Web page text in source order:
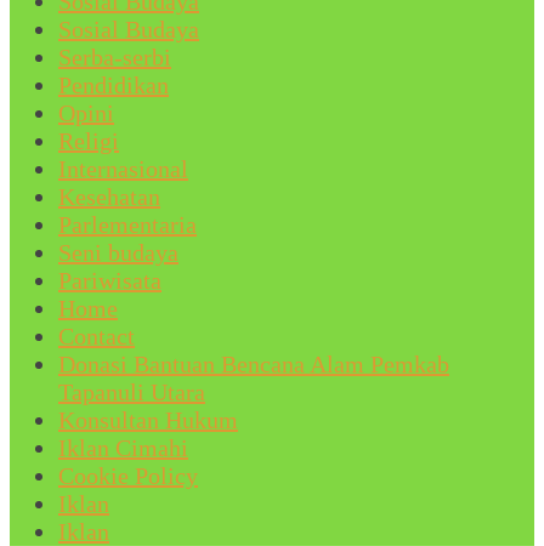
Sosial Budaya
Serba-serbi
Pendidikan
Opini
Religi
Internasional
Kesehatan
Parlementaria
Seni budaya
Pariwisata
Home
Contact
Donasi Bantuan Bencana Alam Pemkab
Tapanuli Utara
Konsultan Hukum
Iklan Cimahi
Cookie Policy
Iklan
Iklan